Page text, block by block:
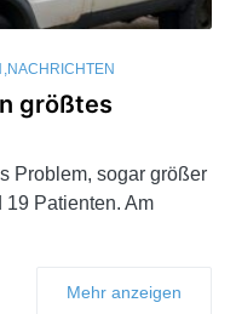
NACHRICHTEN
größtes
Problem, sogar größer
Patienten. Am
Mehr anzeigen